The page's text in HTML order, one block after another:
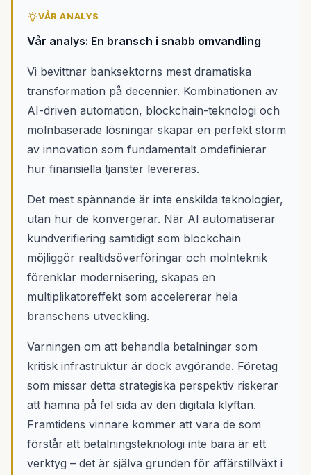
VÅR ANALYS
Vår analys: En bransch i snabb omvandling
Vi bevittnar banksektorns mest dramatiska
transformation på decennier. Kombinationen av
AI-driven automation, blockchain-teknologi och
molnbaserade lösningar skapar en perfekt storm
av innovation som fundamentalt omdefinierar
hur finansiella tjänster levereras.
Det mest spännande är inte enskilda teknologier,
utan hur de konvergerar. När AI automatiserar
kundverifiering samtidigt som blockchain
möjliggör realtidsöverföringar och molnteknik
förenklar modernisering, skapas en
multiplikatoreffekt som accelererar hela
branschens utveckling.
Varningen om att behandla betalningar som
kritisk infrastruktur är dock avgörande. Företag
som missar detta strategiska perspektiv riskerar
att hamna på fel sida av den digitala klyftan.
Framtidens vinnare kommer att vara de som
förstår att betalningsteknologi inte bara är ett
verktyg – det är själva grunden för affärstillväxt i